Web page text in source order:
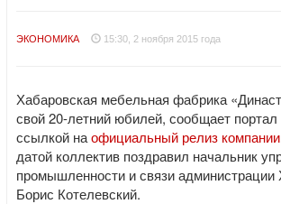
ЭКОНОМИКА 15:30, 2 ноября 2015 года
Хабаровская мебельная фабрика
свой 20-летний юбилей, сообщает портал
ссылкой наофициальный релиз компании
датой коллектив поздравил начальник
промышленности и связи администрации
Борис Котелевский.